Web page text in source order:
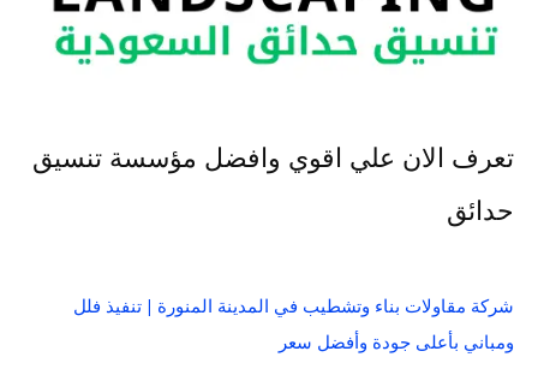
تعرف الان علي اقوي وافضل مؤسسة تنسيق
حدائق
شركة مقاولات بناء وتشطيب في المدينة المنورة | تنفيذ فلل
ومباني بأعلى جودة وأفضل سعر